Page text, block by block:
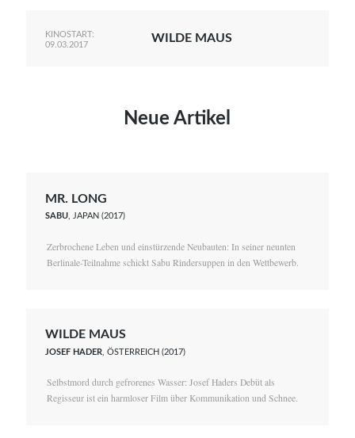
KINOSTART:
09.03.2017
WILDE MAUS
Neue Artikel
MR. LONG
SABU, JAPAN (2017)
Zerbrochene Leben und einstürzende Neubauten: In seiner neunten
Berlinale-Teilnahme schickt Sabu Rindersuppen in den Wettbewerb.
WILDE MAUS
JOSEF HADER , ÖSTERREICH (2017)
Selbstmord durch gefrorenes Wasser: Josef Haders Debüt als
Regisseur ist ein harmloser Film über Kommunikation und Schnee.